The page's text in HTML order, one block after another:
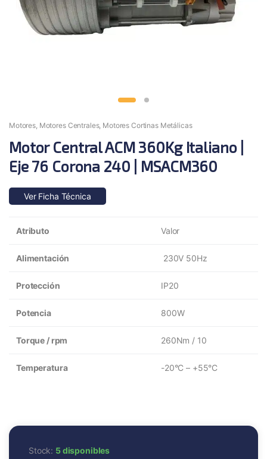
Motores, Motores Centrales, Motores Cortinas Metálicas
Motor Central ACM 360Kg Italiano |
Eje 76 Corona 240 | MSACM360
Ver Ficha Técnica
Atributo Valor
Alimentación 230V 50Hz
Protección IP20
Potencia 800W
Torque / rpm 260Nm / 10
Temperatura -20°C – +55°C
Stock: 5 disponibles